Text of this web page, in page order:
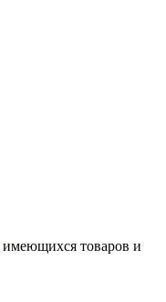
имеющихся товаров и